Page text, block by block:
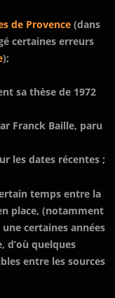
de Provence (dans
certaines erreurs
);
sa thèse de 1972
Franck Baille, paru
les dates récentes ;
temps entre la
place, (notamment
certaines années
d’où quelques
entre les sources